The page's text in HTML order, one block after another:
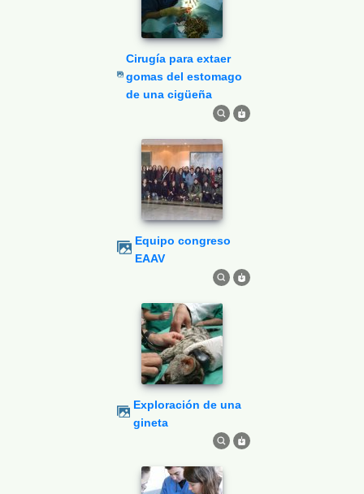
Cirugía para extaer
gomas del estomago
de una cigüeña
Equipo congreso
EAAV
Exploración de una
gineta